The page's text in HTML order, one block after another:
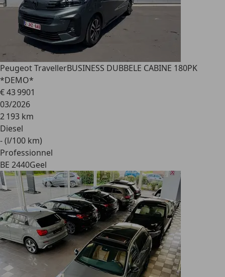
Peugeot TravellerBUSINESS DUBBELE CABINE 180PK
*DEMO*
€ 43 9901
03/2026
2 193 km
Diesel
- (l/100 km)
Professionnel
BE 2440Geel